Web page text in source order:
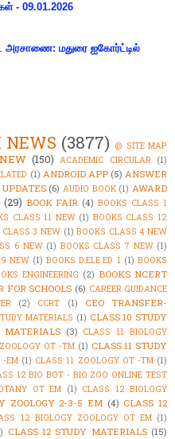
- 09.01.2026
அரசாணை: மதுரை ஐகோர்ட்டில்
NEWS (3877) @ SITE MAP
(150) ACADEMIC CIRCULAR (1)
(1) ANDROID APP (5) ANSWER
(6) AUDIO BOOK (1) AWARD
(29) BOOK FAIR (4) BOOKS CLASS 1
CLASS 11 NEW (1) BOOKS CLASS 12
CLASS 3 NEW (1) BOOKS CLASS 4 NEW
6 NEW (1) BOOKS CLASS 7 NEW (1)
NEW (1) BOOKS D.ELE.ED 1 (1) BOOKS
ENGINEERING (2) BOOKS NCERT
FOR SCHOOLS (6) CAREER GUIDANCE
(2) CCRT (1)
CEO TRANSFER-
MATERIALS (1) CLASS 10 STUDY
MATERIALS (3) CLASS 11 BIOLOGY
OT -TM (1) CLASS 11 STUDY
-EM (1) CLASS 11 ZOOLOGY OT -TM (1)
12 BIO BOT - BIO ZOO ONLINE TEST
OT EM (1) CLASS 12 BIOLOGY
ZOOLOGY 2-3-5 EM (4) CLASS 12
12 BIOLOGY ZOOLOGY OT EM (1)
CLASS 12 STUDY MATERIALS (15)